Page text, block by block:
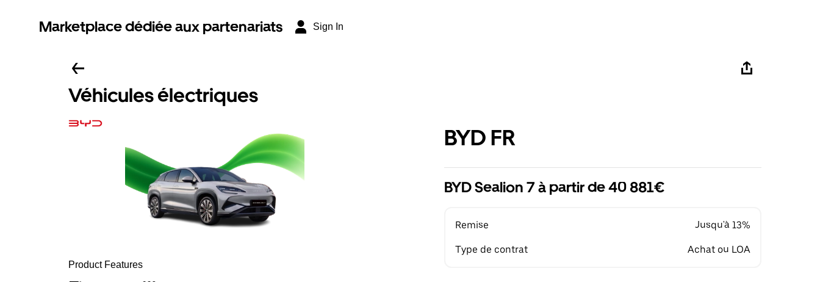
Marketplace dédiée aux partenariats Sign In
Véhicules électriques
Product Features
BYD FR
BYD Sealion 7 à partir de 40 881€
Remise Jusqu'à 13%
Type de contrat Achat ou LOA